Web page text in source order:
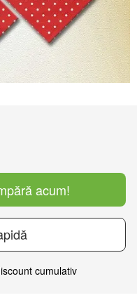
acum!
cumulativ